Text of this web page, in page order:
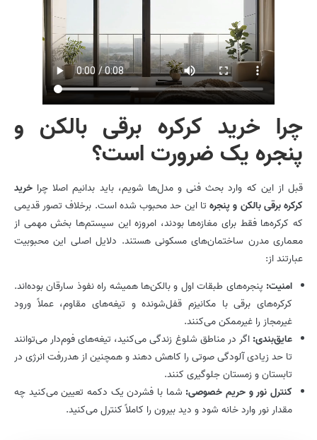
چرا خرید کرکره برقی بالکن و
پنجره یک ضرورت است؟
قبل از این که وارد بحث فنی و مدل‌ها شویم، باید بدانیم اصلا چرا خرید
کرکره برقی بالکن و پنجرهتا این حد محبوب شده است. برخلاف تصور قدیمی
که کرکره‌ها فقط برای مغازه‌ها بودند، امروزه این سیستم‌ها بخش مهمی از
معماری مدرن ساختمان‌های مسکونی هستند. دلایل اصلی این محبوبیت
عبارتند از:
امنیت: پنجره‌های طبقات اول و بالکن‌ها همیشه راه نفوذ سارقان بوده‌اند.
کرکره‌های برقی با مکانیزم قفل‌شونده و تیغه‌های مقاوم، عملاً ورود
غیرمجاز را غیرممکن می‌کنند.
عایق‌بندی: اگر در مناطق شلوغ زندگی می‌کنید، تیغه‌های فوم‌دار می‌توانند
تا حد زیادی آلودگی صوتی را کاهش دهند و همچنین از هدررفت انرژی در
تابستان و زمستان جلوگیری کنند.
کنترل نور و حریم خصوصی: شما با فشردن یک دکمه تعیین می‌کنید چه
مقدار نور وارد خانه شود و دید بیرون را کاملاً کنترل می‌کنید.